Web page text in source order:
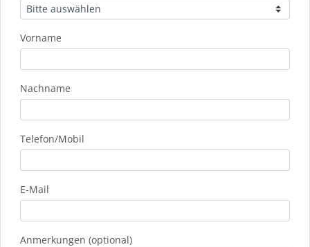
Vorname
Nachname
Telefon/Mobil
E-Mail
Anmerkungen (optional)